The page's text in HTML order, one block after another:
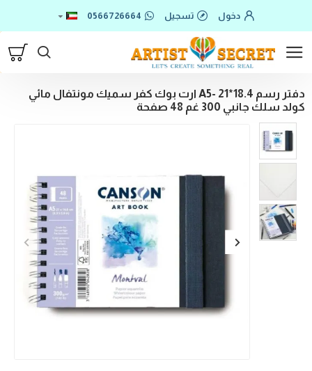
دخول تسجيل 0566726664
دفتر رسم 18.4*21 -A5 ارت بوك كفر سميك مونتفال مائي
كولد سلك جانبي 300 غم 48 صفحة